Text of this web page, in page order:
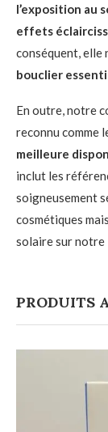
l’exposition au
effets
conséquent, elle
bouclier
En outre, notre
reconnu comme
meilleure
inclut les
soigneusement
cosmétiques
solaire sur notre
PRODUITS